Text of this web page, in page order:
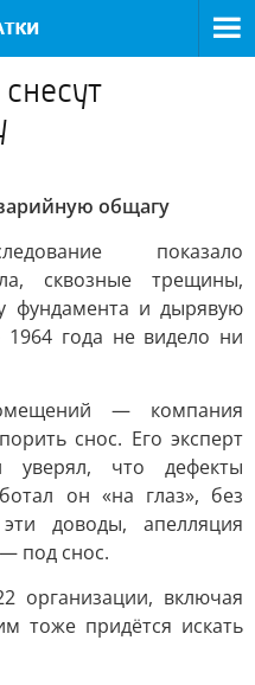
общагу
показало
сквозные трещины,
фундамента и дырявую
года не видело ни
— компания
снос. Его эксперт
уверял, что дефекты
он «на глаз», без
доводы, апелляция
под снос.
организации, включая
тоже придётся искать